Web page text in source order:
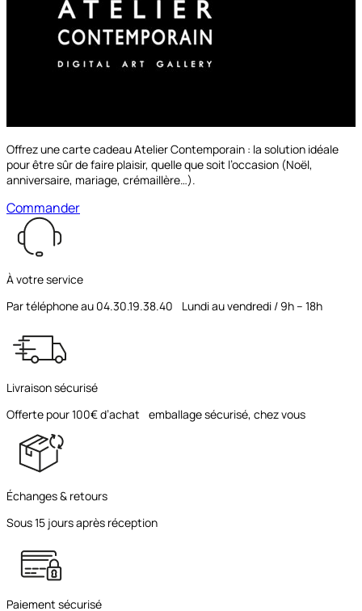
Offrez une carte cadeau Atelier Contemporain : la solution idéale
pour être sûr de faire plaisir, quelle que soit l’occasion (Noël,
anniversaire, mariage, crémaillère…).
Commander
À votre service
Par téléphone au 04.30.19.38.40 Lundi au vendredi / 9h – 18h
Livraison sécurisé
Offerte pour 100€ d’achat emballage sécurisé, chez vous
Échanges & retours
Sous 15 jours après réception
Paiement sécurisé